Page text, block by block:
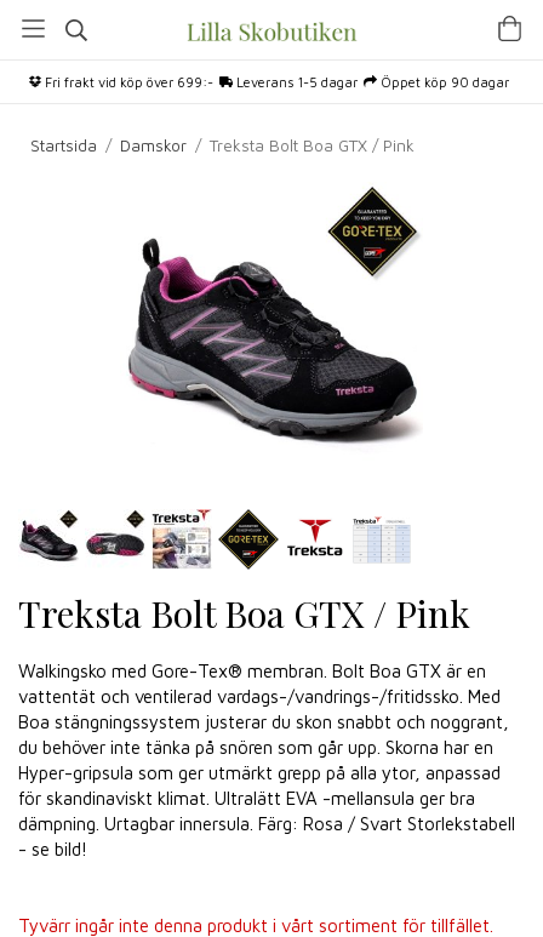
Fri frakt vid köp över 699:- Leverans 1-5 dagar Öppet köp 90 dagar
Startsida / Damskor / Treksta Bolt Boa GTX / Pink
Treksta Bolt Boa GTX / Pink
Walkingsko med Gore-Tex® membran. Bolt Boa GTX är en
vattentät och ventilerad vardags-/vandrings-/fritidssko. Med
Boa stängningssystem justerar du skon snabbt och noggrant,
du behöver inte tänka på snören som går upp. Skorna har en
Hyper-gripsula som ger utmärkt grepp på alla ytor, anpassad
för skandinaviskt klimat. Ultralätt EVA -mellansula ger bra
dämpning. Urtagbar innersula. Färg: Rosa / Svart Storlekstabell
- se bild!
Tyvärr ingår inte denna produkt i vårt sortiment för tillfället.